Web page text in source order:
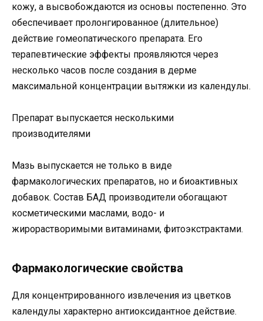
кожу, а высвобождаются из основы постепенно. Это
обеспечивает пролонгированное (длительное)
действие гомеопатического препарата. Его
терапевтические эффекты проявляются через
несколько часов после создания в дерме
максимальной концентрации вытяжки из календулы.
Препарат выпускается несколькими
производителями
Мазь выпускается не только в виде
фармакологических препаратов, но и биоактивных
добавок. Состав БАД производители обогащают
косметическими маслами, водо- и
жирорастворимыми витаминами, фитоэкстрактами.
Фармакологические свойства
Для концентрированного извлечения из цветков
календулы характерно антиоксидантное действие.